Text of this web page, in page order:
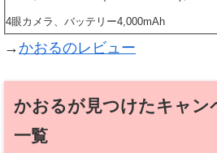
4眼カメラ、バッテリー4,000mAh
→かおるのレビュー
かおるが見つけたキャン
一覧